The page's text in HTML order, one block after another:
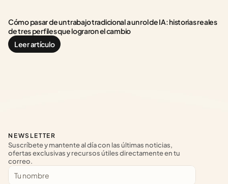
Cómo pasar de un trabajo tradicional a un rol de IA: historias reales
de tres perfiles que lograron el cambio
Leer artículo
NEWSLETTER
Suscríbete y mantente al día con las últimas noticias,
ofertas exclusivas y recursos útiles directamente en tu
correo.